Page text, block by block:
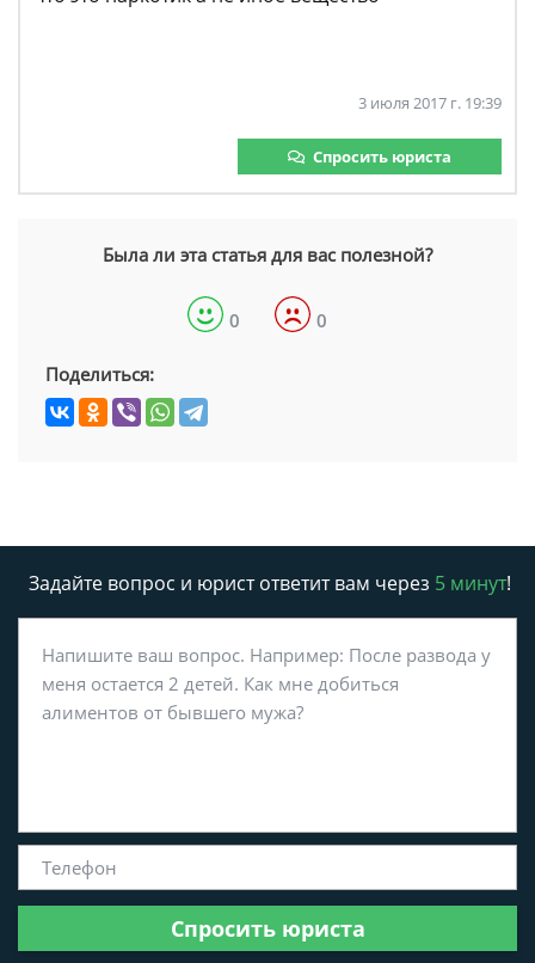
3 июля 2017 г. 19:39
Спросить юриста
Была ли эта статья для вас полезной?
0 0
Поделиться:
Задайте вопрос и юрист ответит вам через 5 минут!
Спросить юриста